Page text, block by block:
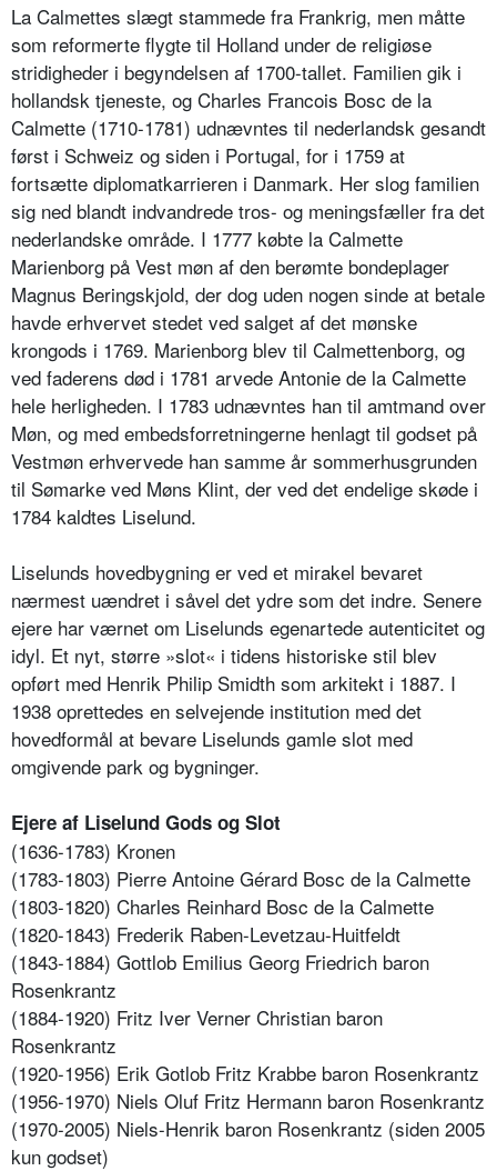
La Calmettes slægt stammede fra Frankrig, men måtte
som reformerte flygte til Holland under de religiøse
stridigheder i begyndelsen af 1700-tallet. Familien gik i
hollandsk tjeneste, og Charles Francois Bosc de la
Calmette (1710-1781) udnævntes til nederlandsk gesandt
først i Schweiz og siden i Portugal, for i 1759 at
fortsætte diplomatkarrieren i Danmark. Her slog familien
sig ned blandt indvandrede tros- og meningsfæller fra det
nederlandske område. I 1777 købte la Calmette
Marienborg på Vest møn af den berømte bondeplager
Magnus Beringskjold, der dog uden nogen sinde at betale
havde erhvervet stedet ved salget af det mønske
krongods i 1769. Marienborg blev til Calmettenborg, og
ved faderens død i 1781 arvede Antonie de la Calmette
hele herligheden. I 1783 udnævntes han til amtmand over
Møn, og med embedsforretningerne henlagt til godset på
Vestmøn erhvervede han samme år sommerhusgrunden
til Sømarke ved Møns Klint, der ved det endelige skøde i
1784 kaldtes Liselund.
Liselunds hovedbygning er ved et mirakel bevaret
nærmest uændret i såvel det ydre som det indre. Senere
ejere har værnet om Liselunds egenartede autenticitet og
idyl. Et nyt, større »slot« i tidens historiske stil blev
opført med Henrik Philip Smidth som arkitekt i 1887. I
1938 oprettedes en selvejende institution med det
hovedformål at bevare Liselunds gamle slot med
omgivende park og bygninger.
Ejere af Liselund Gods og Slot
(1636-1783) Kronen
(1783-1803) Pierre Antoine Gérard Bosc de la Calmette
(1803-1820) Charles Reinhard Bosc de la Calmette
(1820-1843) Frederik Raben-Levetzau-Huitfeldt
(1843-1884) Gottlob Emilius Georg Friedrich baron
Rosenkrantz
(1884-1920) Fritz Iver Verner Christian baron
Rosenkrantz
(1920-1956) Erik Gotlob Fritz Krabbe baron Rosenkrantz
(1956-1970) Niels Oluf Fritz Hermann baron Rosenkrantz
(1970-2005) Niels-Henrik baron Rosenkrantz (siden 2005
kun godset)